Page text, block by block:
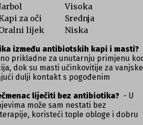
Visoka
za oči
Srednja
lijek Niska
između ⁤antibiotskih kapi i​ masti?
prikladne za unutarnju primjenu
dok ‍su ‌masti učinkovitije za vanjske
dulji kontakt s pogođenim
liječiti‍ bez antibiotika? ‍ -‌ U
može sam nestati bez
‍koristeći tople obloge i dobru